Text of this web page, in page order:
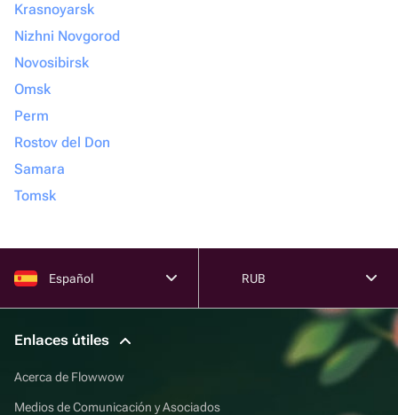
Krasnoyarsk
Nizhni Novgorod
Novosibirsk
Omsk
Perm
Rostov del Don
Samara
Tomsk
Español RUB
Enlaces útiles
Acerca de Flowwow
Medios de Comunicación y Asociados